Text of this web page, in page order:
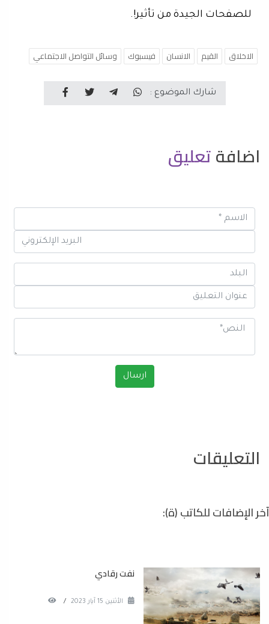
للصفحات الجيدة من تأثير!.
الاخلاق القيم الانسان فيسبوك وسائل التواصل الاجتماعي
شارك الموضوع :
اضافةتعليق
التعليقات
آخر الإضافات للكاتب (ة):
نفت رقادي
الأثنين 15 آيار 2023 /